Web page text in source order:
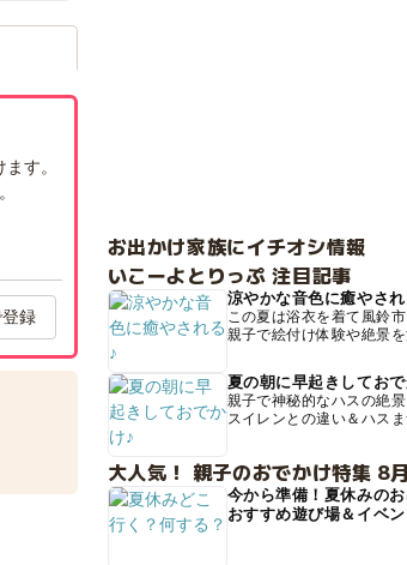
す。
録
お出かけ家族にイチオシ情報
いこーよとりっぷ 注目記事
涼やかな音色に癒やされ
この夏は浴衣を着て風鈴市
親子で絵付け体験や絶景
夏の朝に早起きしてお
親子で神秘的なハスの絶景
スイレンとの違い＆ハス
大人気！ 親子のおでかけ特集 8月
今から準備！夏休みの
おすすめ遊び場＆イベ